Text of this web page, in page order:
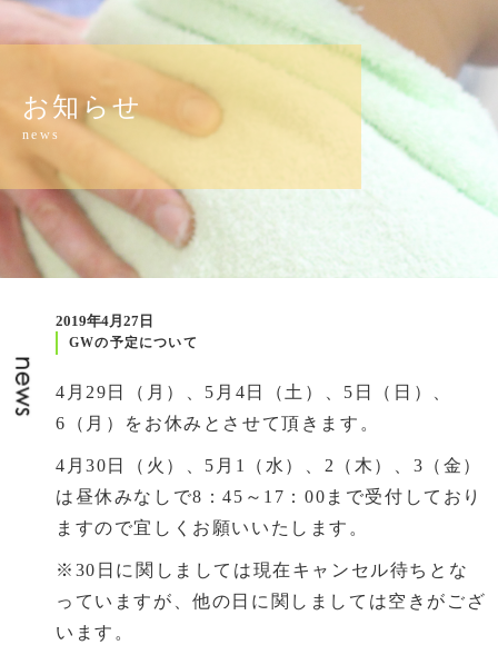
お知らせ
news
2019年4月27日
GWの予定について
4月29日（月）、5月4日（土）、5日（日）、
6（月）をお休みとさせて頂きます。
4月30日（火）、5月1（水）、2（木）、3（金）
は昼休みなしで8：45～17：00まで受付しており
ますので宜しくお願いいたします。
※30日に関しましては現在キャンセル待ちとな
っていますが、他の日に関しましては空きがござ
います。